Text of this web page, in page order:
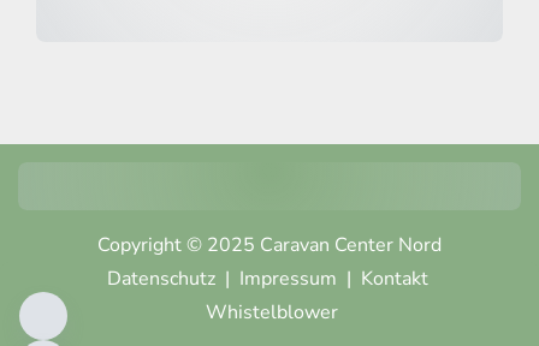
Copyright © 2025 Caravan Center Nord
Datenschutz | Impressum | Kontakt
Whistelblower